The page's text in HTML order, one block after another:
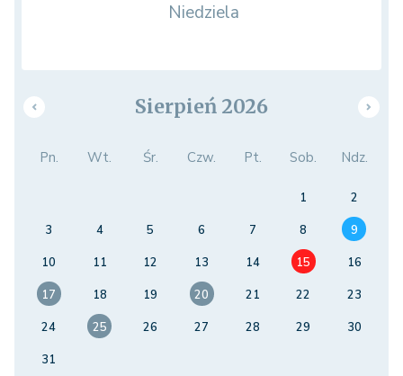
Niedziela
Sierpień 2026
Pn. Wt. Śr. Czw. Pt. Sob. Ndz.
1
2
3
4 5 6 7 8
9
10
11 12 13 14 15
16
17
18 19 20 21 22
23
24
25 26 27 28 29
30
31